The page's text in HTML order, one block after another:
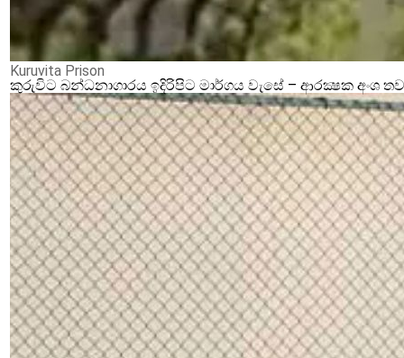
Kuruvita Prison
කුරුවිට බන්ධනාගාරය ඉදිරිපිට මාර්ගය වැසේ – ආරක්‍ෂක අංශ